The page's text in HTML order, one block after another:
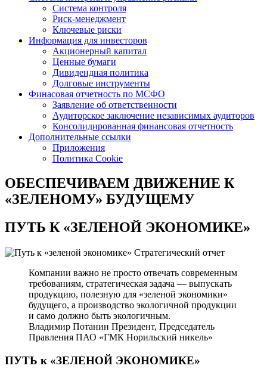
Система контроля
Риск-менеджмент
Ключевые риски
Информация для инвесторов
Акционерный капитал
Ценные бумаги
Дивидендная политика
Долговые инструменты
Финасовая отчетность по МСФО
Заявление об ответственности
Аудиторское заключение независимых аудиторов
Консолидированная финансовая отчетность
Дополнительные ссылки
Приложения
Политика Cookie
ОБЕСПЕЧИВАЕМ ДВИЖЕНИЕ К
«ЗЕЛЕНОМУ» БУДУЩЕМУ
ПУТЬ К«ЗЕЛЕНОЙ ЭКОНОМИКЕ»
Стратегический отчет
Компании важно не просто отвечать современным
требованиям, стратегическая задача — выпускать
продукцию, полезную для «зеленой экономики»
будущего, а производство экологичной продукции
и само должно быть экологичным.
Владимир Потанин Президент, Председатель
Правления ПАО «ГМК Норильский никель»
ПУТЬ к «ЗЕЛЕНОЙ ЭКОНОМИКЕ»